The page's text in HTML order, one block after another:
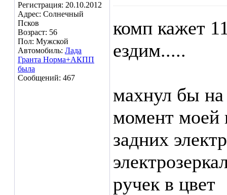
Регистрация: 20.10.2012
Адрес: Солнечный
Псков
Возраст: 56
Пол: Мужской
Автомобиль: Лада
Гранта Норма+АКПП
была
Сообщений: 467
комп кажет
ездим.....
махнул бы
момент моей
задних
ручек в цвет